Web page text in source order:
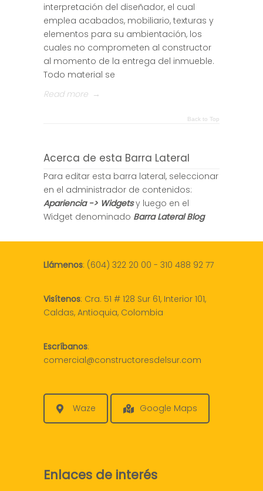
interpretación del diseñador, el cual
emplea acabados, mobiliario, texturas y
elementos para su ambientación, los
cuales no comprometen al constructor
al momento de la entrega del inmueble.
Todo material se
Read more →
Back to Top
Acerca de esta Barra Lateral
Para editar esta barra lateral, seleccionar
en el administrador de contenidos:
Apariencia -> Widgetsy luego en el
Widget denominado Barra Lateral Blog
Llámenos: (604) 322 20 00 - 310 488 92 77
Visítenos: Cra. 51 # 128 Sur 61, Interior 101,
Caldas, Antioquia, Colombia
Escríbanos:
comercial@constructoresdelsur.com
Waze Google Maps
Enlaces de interés